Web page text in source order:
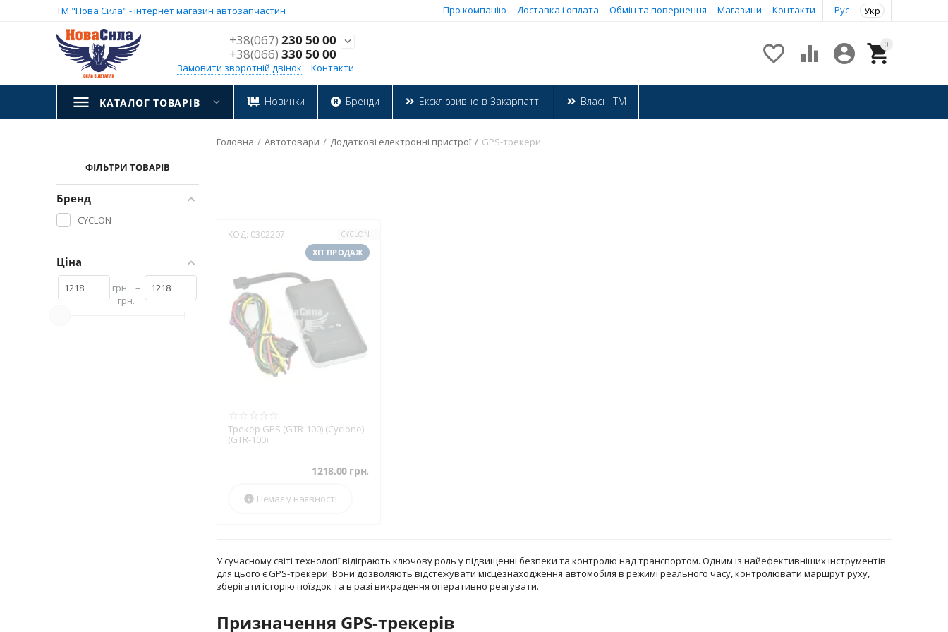
ТМ "Нова Сила" - інтернет магазин автозапчастин Рус Укр
Про компанію Доставка і оплата Обмін та повернення Магазини Контакти
+38(067) 230 50 00
+38(066) 330 50 00

Замовити зворотній двінок Контакти
0


 
КАТАЛОГ ТОВАРІВ Новинки Бренди Ексклюзивно в Закарпатті Власні ТМ
ФІЛЬТРИ ТОВАРІВ
Бренд
CYCLON
Ціна
грн. –
грн.
Головна / Автотовари / Додаткові електронні пристрої / GPS-трекери
КОД: 0302207
CYCLON
ХІТ ПРОДАЖ
Трекер GPS (GTR-100) (Cyclone)
(GTR-100)
1218.00 грн.
Немає у наявності

У сучасному світі технології відіграють ключову роль у підвищенні безпеки та контролю над транспортом. Одним із найефективніших інструментів
для цього є GPS-трекери. Вони дозволяють відстежувати місцезнаходження автомобіля в режимі реального часу, контролювати маршрут руху,
зберігати історію поїздок та в разі викрадення оперативно реагувати.
Призначення GPS-трекерів